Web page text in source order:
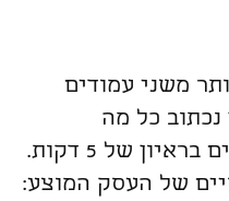
משני עמודים
נכתוב כל מה
שהייתם מציגים או אומרים בראיון של 5 דקות.
של העסק המוצע: